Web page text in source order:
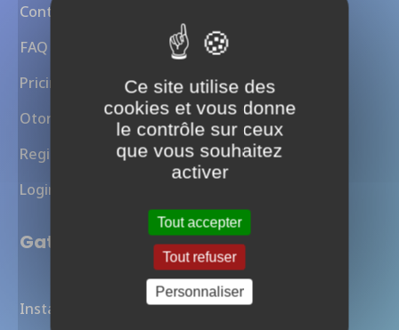
Contact Us
FAQ
Pricing
Otoroshi API Gateway
Register
Login
Gateway Platform
Instances Otoroshi Managées
Ce site utilise des
cookies et vous donne
le contrôle sur ceux
que vous souhaitez
activer
Tout accepter
Tout refuser
Personnaliser